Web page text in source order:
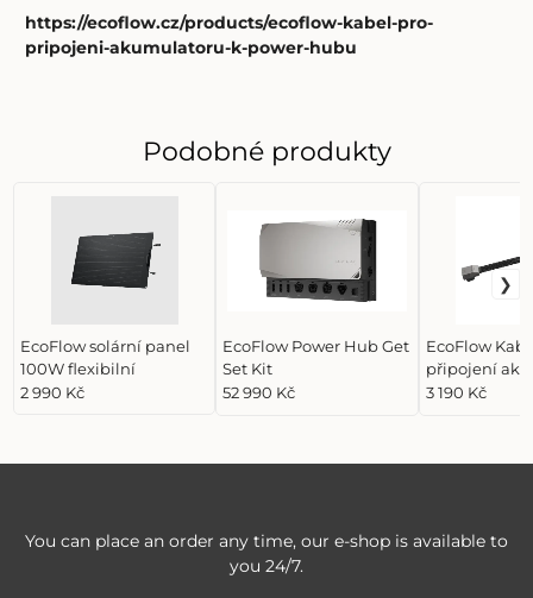
https://ecoflow.cz/products/ecoflow-kabel-pro-
pripojeni-akumulatoru-k-power-hubu
Podobné produkty
EcoFlow solární panel
100W flexibilní
2 990 Kč
EcoFlow Power Hub Get
Set Kit
52 990 Kč
EcoFlow
připojení
k Power
3 190 Kč
You can place an order any time, our e-shop is available to
you 24/7.